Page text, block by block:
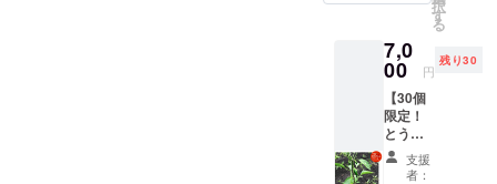
存：1つ
ラップ
にくる
む。 乾
燥保
存：で
きるだ
け重な
らない
し、野
菜室に
入れ
る。水
分は傷
みの原
因にな
るた
けな
ど。生
食も可
中国大
牛角
椒：肉
詰めや
炒めも
発送量/
時期
育状況
によっ
て変動
しま
す。予
のとう
がらし
をチョ
イス
中国大
牛角
椒、プ
サジュ
択
す
る
7,0
00 円
残り30
【30個
限定！
とうが
らし南
米1kg
支援
者：